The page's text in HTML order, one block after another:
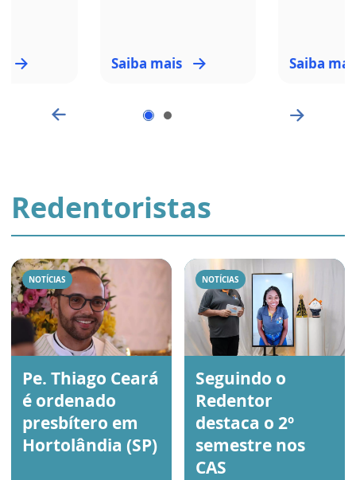
Saiba mais Saiba
Redentoristas
NOTÍCIAS
Pe. Thiago Ceará
é ordenado
presbítero em
Hortolândia (SP)
NOTÍCIAS
Seguindo o
Redentor
destaca o 2º
semestre nos
CAS